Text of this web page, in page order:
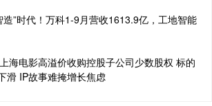
造”时代！万科1-9月营收1613.9亿，工地智能
海电影高溢价收购控股子公司少数股权 标的
滑 IP故事难掩增长焦虑